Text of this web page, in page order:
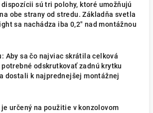
sú tri polohy, ktoré umožňujú
obe strany od stredu. Základňa svetla
sa nachádza iba 0,2" nad montážnou
Aby sa čo najviac skrátila celková
odskrutkovať zadnú krytku
dostali k najprednejšej montážnej
určený na použitie v konzolovom